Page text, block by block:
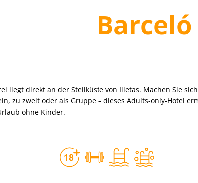
liegt direkt an der Steilküste von Illetas. Machen Sie
zu zweit oder als Gruppe – dieses Adults-only-Hotel
ohne Kinder.